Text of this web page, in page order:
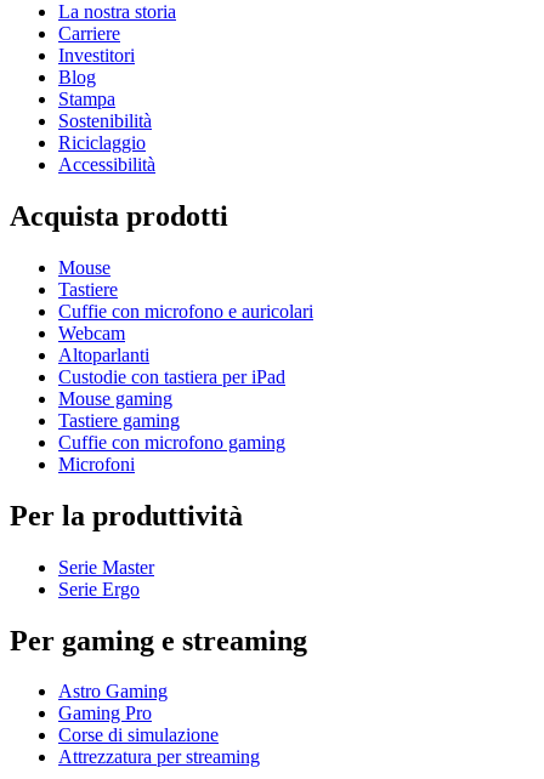
La nostra storia
Carriere
Investitori
Blog
Stampa
Sostenibilità
Riciclaggio
Accessibilità
Acquista prodotti
Mouse
Tastiere
Cuffie con microfono e auricolari
Webcam
Altoparlanti
Custodie con tastiera per iPad
Mouse gaming
Tastiere gaming
Cuffie con microfono gaming
Microfoni
Per la produttività
Serie Master
Serie Ergo
Per gaming e streaming
Astro Gaming
Gaming Pro
Corse di simulazione
Attrezzatura per streaming